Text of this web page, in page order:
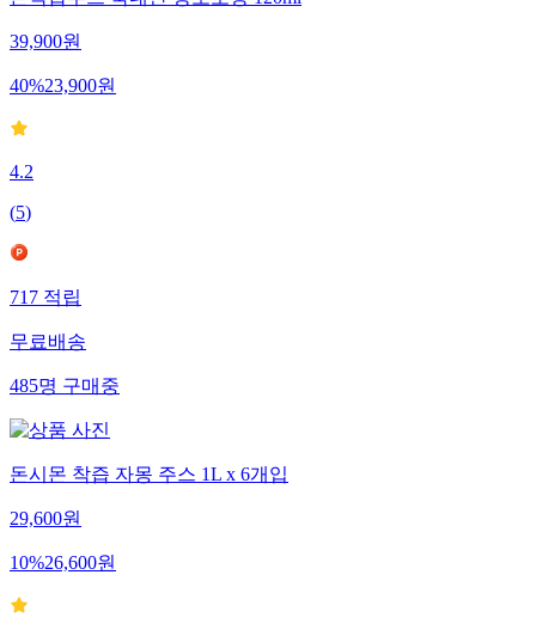
온착즙주스 국내산 당도보장 120ml
39,900원
40%23,900원
4.2
(5)
717적립
무료배송
485명구매중
돈시몬 착즙 자몽 주스 1L x 6개입
29,600원
10%26,600원